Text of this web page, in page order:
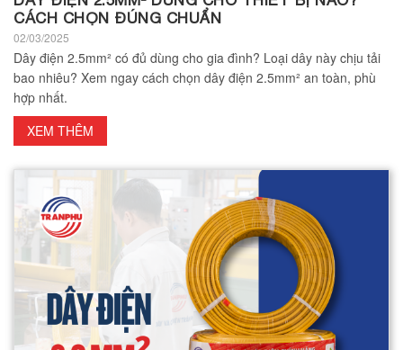
CÁCH CHỌN ĐÚNG CHUẨN
02/03/2025
Dây điện 2.5mm² có đủ dùng cho gia đình? Loại dây này chịu tải
bao nhiêu? Xem ngay cách chọn dây điện 2.5mm² an toàn, phù
hợp nhất.
XEM THÊM